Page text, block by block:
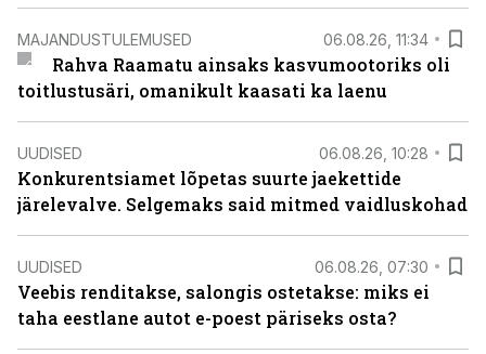
MAJANDUSTULEMUSED 06.08.26, 11:34
Rahva Raamatu ainsaks kasvumootoriks oli
toitlustusäri, omanikult kaasati ka laenu
UUDISED 06.08.26, 10:28
Konkurentsiamet lõpetas suurte jaekettide
järelevalve. Selgemaks said mitmed vaidluskohad
UUDISED 06.08.26, 07:30
Veebis renditakse, salongis ostetakse: miks ei
taha eestlane autot e-poest päriseks osta?